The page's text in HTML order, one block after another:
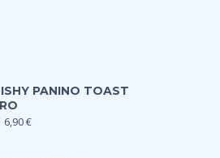
PANINO TOAST
6,90€